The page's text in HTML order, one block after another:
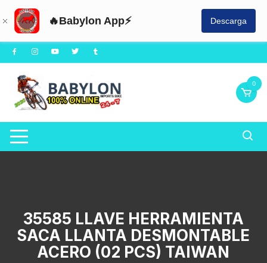
🔥Babylon App⚡ Descarga
Saltar
al
contenido
0
35585 LLAVE HERRAMIENTA
SACA LLANTA DESMONTABLE
ACERO (02 PCS) TAIWAN